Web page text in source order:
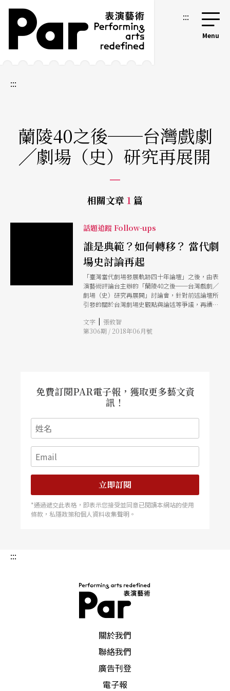
跳到主要內容區塊
網站導覽 :::
:::
蘭陵40之後──台灣戲劇
╱劇場（史）研究再展開
相關文章 1 篇
話題追蹤 Follow-ups
誰是典範？如何轉移？ 當代劇
場史討論再起
「臺灣當代劇場發展軌跡四十年論壇」之後，由表
演藝術評論台主辦的「蘭陵40之後──台灣戲劇╱
劇場（史）研究再展開」討論會，針對前述論壇所
引發的關於台灣劇場史觀點與論述等爭議，再續討
場參與者各抒看法，熱烈辯論之間，台灣劇場研究
在眾人背影裡，仍留下許多問題等待研究與解答。
文字 | 張敦智
第306期 / 2018年06月號
免費訂閱PAR電子報，獲取更多藝文資
訊！
立即訂閱
*通過遞交此表格，即表示您接受並同意已閱讀本網站的使用
條款，私隱政策和個人資料收集聲明。
:::
關於我們
聯絡我們
廣告刊登
電子報